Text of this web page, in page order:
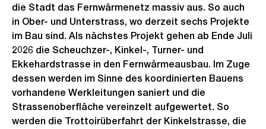
die Stadt das Fernwärmenetz massiv aus. So auch
in Ober- und Unterstrass, wo derzeit sechs Projekte
im Bau sind. Als nächstes Projekt gehen ab Ende Juli
2026 die Scheuchzer-, Kinkel-, Turner- und
Ekkehardstrasse in den Fernwärmeausbau. Im Zuge
dessen werden im Sinne des koordinierten Bauens
vorhandene Werkleitungen saniert und die
Strassenoberfläche vereinzelt aufgewertet. So
werden die Trottoirüberfahrt der Kinkelstrasse, die